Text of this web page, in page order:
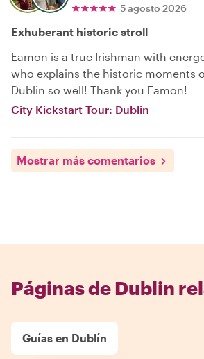
5 agosto 2026
Exhuberant historic stroll
Eamon is a true Irishman with
who explains the historic moments
Dublin so well! Thank you Eamon!
City Kickstart Tour: Dublin
Mostrar más comentarios
Páginas de Dublin
Guías en Dublín